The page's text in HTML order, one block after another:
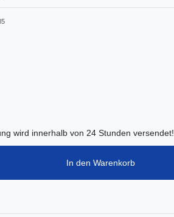
wird innerhalb von 24 Stunden versendet!
In den Warenkorb